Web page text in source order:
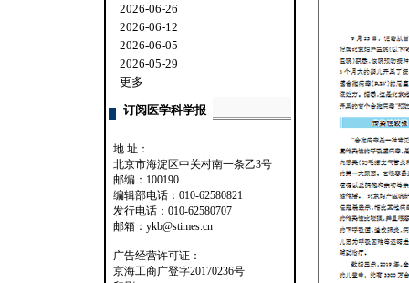
2026-06-26
2026-06-12
2026-06-05
2026-05-29
更多
订阅医学科学报
地 址：
北京市海淀区中关村南一条乙3号
邮编：100190
编辑部电话：010-62580821
发行电话：010-62580707
邮箱：ykb@stimes.cn
广告经营许可证：
京海工商广登字20170236号